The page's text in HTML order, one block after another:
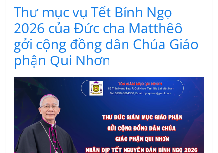
Thư mục vụ Tết Bính Ngọ
2026 của Đức cha Matthêô
gởi cộng đồng dân Chúa Giáo
phận Qui Nhơn